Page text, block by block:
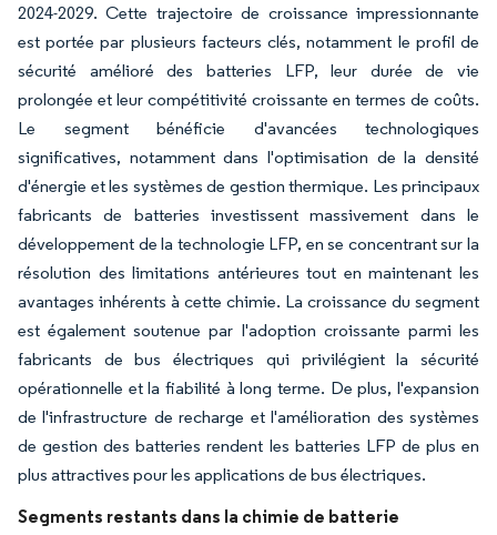
2024-2029. Cette trajectoire de croissance impressionnante
est portée par plusieurs facteurs clés, notamment le profil de
sécurité amélioré des batteries LFP, leur durée de vie
prolongée et leur compétitivité croissante en termes de coûts.
Le segment bénéficie d'avancées technologiques
significatives, notamment dans l'optimisation de la densité
d'énergie et les systèmes de gestion thermique. Les principaux
fabricants de batteries investissent massivement dans le
développement de la technologie LFP, en se concentrant sur la
résolution des limitations antérieures tout en maintenant les
avantages inhérents à cette chimie. La croissance du segment
est également soutenue par l'adoption croissante parmi les
fabricants de bus électriques qui privilégient la sécurité
opérationnelle et la fiabilité à long terme. De plus, l'expansion
de l'infrastructure de recharge et l'amélioration des systèmes
de gestion des batteries rendent les batteries LFP de plus en
plus attractives pour les applications de bus électriques.
Segments restants dans la chimie de batterie